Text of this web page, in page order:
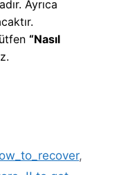
Ayrıca
“Nasıl
,